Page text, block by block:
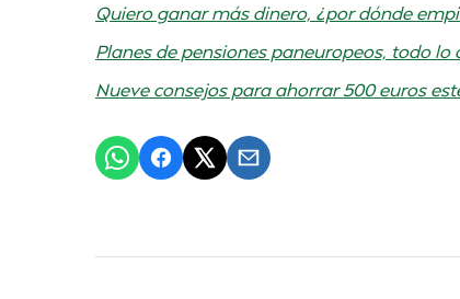
Quiero ganar más dinero, ¿por dónde
Planes de pensiones paneuropeos, todo lo
Nueve consejos para ahorrar 500 euros